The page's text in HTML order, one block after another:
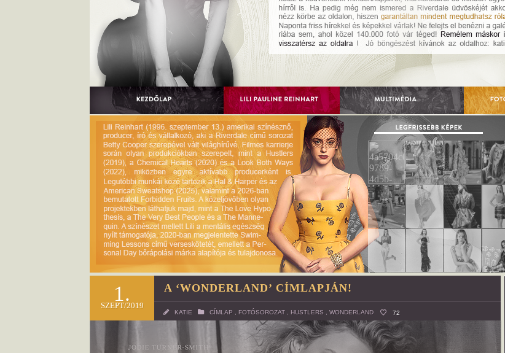
1.
SZEPT/2019
A ‘WONDERLAND’ CÍMLAPJÁN!
KATIE CÍMLAP FOTÓSOROZAT HUSTLERS WONDERLAND 72